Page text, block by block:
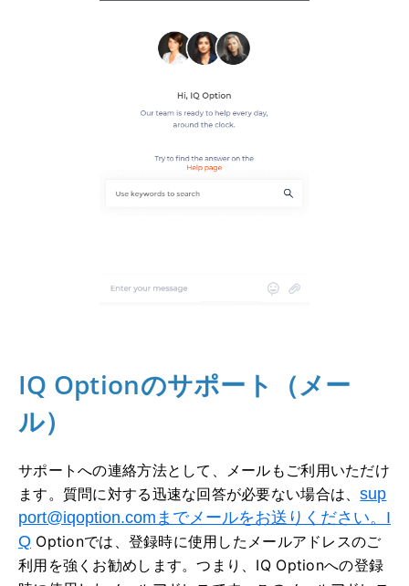
IQ Optionのサポート（メー
ル）
サポートへの連絡方法として、メールもご利用いただけ
ます。質問に対する迅速な回答が必要ない場合は、sup
port@iqoption.com までメールをお送りください。I
Q Optionでは、登録時に使用したメールアドレスのご
利用を強くお勧めします。つまり、IQ Optionへの登録